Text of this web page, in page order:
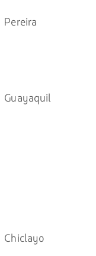
Pereira
Guayaquil
Chiclayo